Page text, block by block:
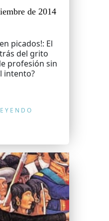
de 2014
picados!: El
del grito
profesión sin
intento?